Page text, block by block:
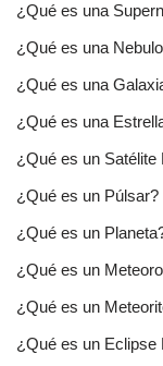
¿Qué es una
¿Qué es una
¿Qué es una
¿Qué es una
¿Qué es un Satélite
¿Qué es un Púlsar?
¿Qué es un
¿Qué es un
¿Qué es un
¿Qué es un Eclipse